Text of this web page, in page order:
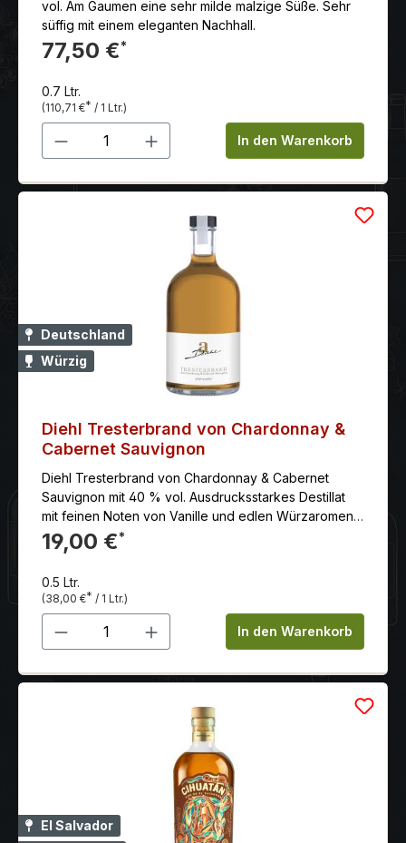
vol. Am Gaumen eine sehr milde malzige Süße. Sehr
süffig mit einem eleganten Nachhall.
77,50 €*
0.7 Ltr.
(110,71 €* / 1 Ltr.)
Produkt Anzahl: Gib denIn den Warenkorb
Deutschland
Würzig
Diehl Tresterbrand von Chardonnay &
Cabernet Sauvignon
Diehl Tresterbrand von Chardonnay & Cabernet
Sauvignon mit 40 % vol. Ausdrucksstarkes Destillat
mit feinen Noten von Vanille und edlen Würzaromen.
Durch die Lagerung in Pfälzer Eiche hat dieser
Trester eine wunderbar weiche Textur die von
empfehlen diese Besonderheit zur Krönung eines
glanzvollen Abends Diehl ist eine deutsche Brennerei
mit einer langen Tradition und einem breiten
Sortiment an hochwertigen Spirituosen.
19,00 €*
0.5 Ltr.
(38,00 €* / 1 Ltr.)
Produkt Anzahl: Gib denIn den Warenkorb
El Salvador